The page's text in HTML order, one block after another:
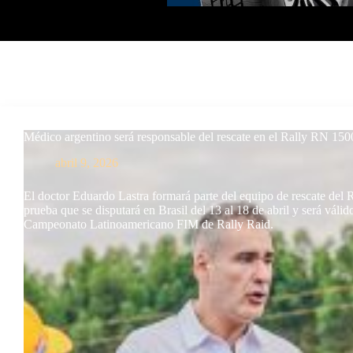
Médico argentino será responsable del rescate en el Rally RN
abril 9, 2026
El doctor Eduardo Lastra formará parte del equipo de rescate del
prueba que se disputará en Brasil del 13 al 18 de abril y será
Campeonato Latinoamericano FIM de Rally Raid.